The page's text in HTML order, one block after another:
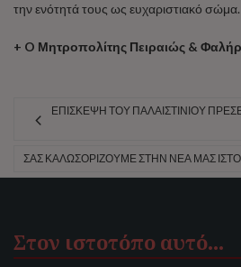
την ενότητά τους ως ευχαριστιακό σώμα.
+ O Μητροπολίτης Πειραιώς &
ΕΠΊΣΚΕΨΗ ΤΟΥ ΠΑΛΑΙΣΤΊΝΙΟΥ
ΣΑΣ ΚΑΛΩΣΟΡΊΖΟΥΜΕ ΣΤΗΝ ΝΈΑ ΜΑΣ
Στον ιστοτόπο αυτό…